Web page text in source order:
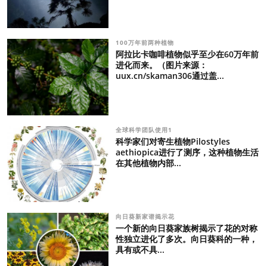
100万年前两种植物
阿拉比卡咖啡植物似乎至少在60万年前
进化而来。（图片来源：
uux.cn/skaman306通过盖...
全球科学团队使用1
科学家们对寄生植物Pilostyles
aethiopica进行了测序，这种植物生活
在其他植物内部...
向日葵新家谱揭示花
一个新的向日葵家族树揭示了花的对称
性独立进化了多次。向日葵科的一种，
具有或不具...